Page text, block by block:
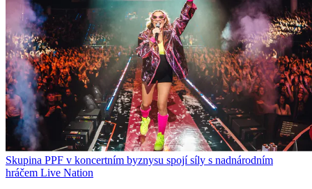
Skupina PPF v koncertním byznysu spojí síly s nadnárodním
hráčem Live Nation